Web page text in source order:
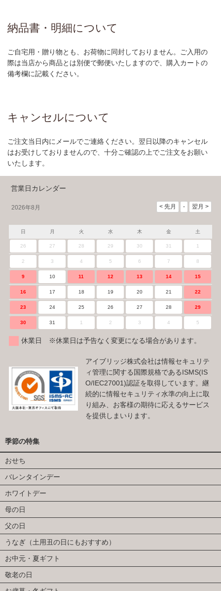
納品書・明細について
ご自宅用・贈り物とも、お荷物に同封しておりません。ご入用の
際は当店から商品とは別便で郵便いたしますので、購入カートの
備考欄に記載ください。
キャンセルについて
ご注文当日内にメールでご連絡ください。翌日以降のキャンセル
はお受けしておりませんので、十分ご確認の上でご注文をお願い
いたします。
営業日カレンダー
2026年8月
日 月 火 水 木 金 土
26 27 28 29 30 31 1
2 3 4 5 6 7 8
9 10 11 12 13 14 15
16 17 18 19 20 21 22
23 24 25 26 27 28 29
30 31 1 2 3 4 5
休業日 ※休業日は予告なく変更になる場合があります。
アイブリッジ株式会社は情報セキュリテ
ィ管理に関する国際規格であるISMS(IS
O/IEC27001)認証を取得しています。継
続的に情報セキュリティ水準の向上に取
り組み、お客様の期待に応えるサービス
を提供しまいります。
季節の特集
おせち
バレンタインデー
ホワイトデー
母の日
父の日
うなぎ（土用丑の日にもおすすめ）
お中元・夏ギフト
敬老の日